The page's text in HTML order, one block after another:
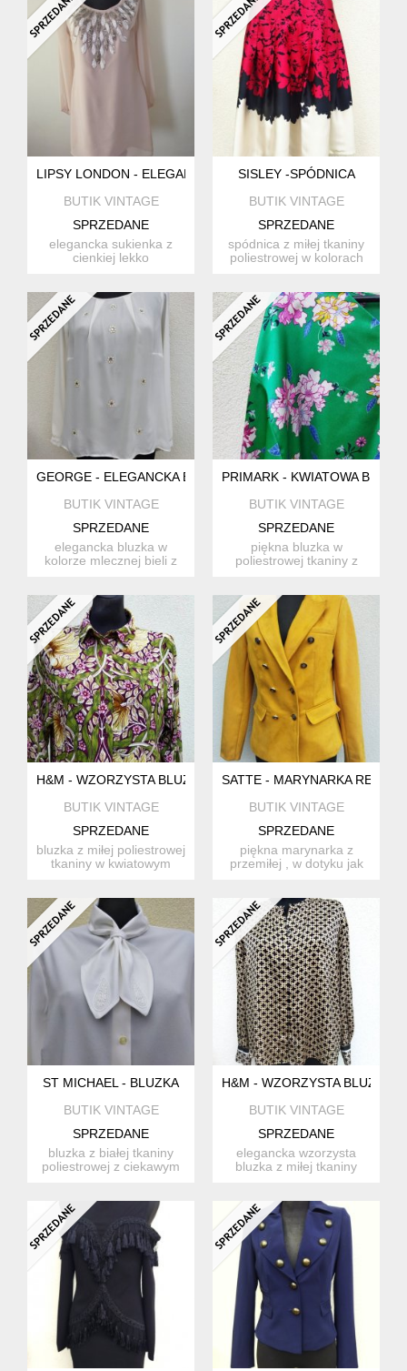
LIPSY LONDON - ELEGANCKA SUKIENKA
BUTIK VINTAGE
SPRZEDANE
elegancka sukienka z
cienkiej lekko
SISLEY -SPÓDNICA
BUTIK VINTAGE
SPRZEDANE
spódnica z miłej tkaniny
poliestrowej w kolorach
GEORGE - ELEGANCKA BLUZKA
BUTIK VINTAGE
SPRZEDANE
elegancka bluzka w
kolorze mlecznej bieli z
PRIMARK - KWIATOWA
BUTIK VINTAGE
SPRZEDANE
piękna bluzka w
poliestrowej tkaniny z
H&M - WZORZYSTA BLUZKA
BUTIK VINTAGE
SPRZEDANE
bluzka z miłej poliestrowej
tkaniny w kwiatowym
SATTE - MARYNARKA
BUTIK VINTAGE
SPRZEDANE
piękna marynarka z
przemiłej , w dotyku jak
ST MICHAEL - BLUZKA
BUTIK VINTAGE
SPRZEDANE
bluzka z białej tkaniny
poliestrowej z ciekawym
H&M - WZORZYSTA BLUZKA
BUTIK VINTAGE
SPRZEDANE
elegancka wzorzysta
bluzka z miłej tkaniny